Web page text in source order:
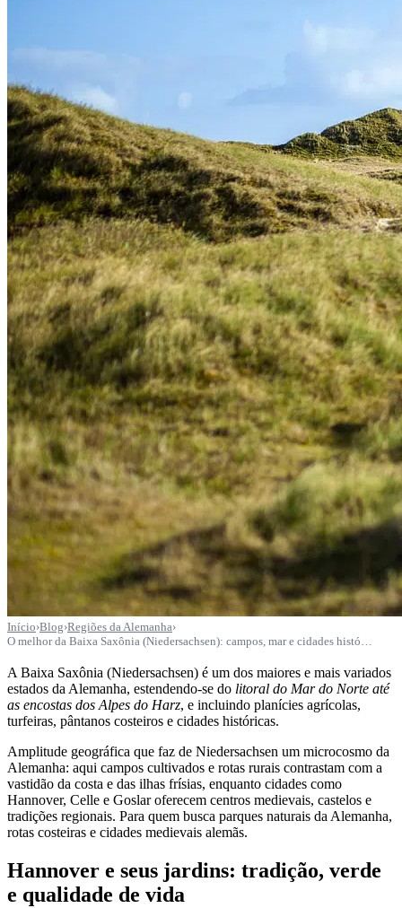
Início›Blog›Regiões da Alemanha›
O melhor da Baixa Saxônia (Niedersachsen): campos, mar e cidades histó…
A Baixa Saxônia (Niedersachsen) é um dos maiores e mais variados
estados da Alemanha, estendendo-se do litoral do Mar do Norte até
as encostas dos Alpes do Harz, e incluindo planícies agrícolas,
turfeiras, pântanos costeiros e cidades históricas.
Amplitude geográfica que faz de Niedersachsen um microcosmo da
Alemanha: aqui campos cultivados e rotas rurais contrastam com a
vastidão da costa e das ilhas frísias, enquanto cidades como
Hannover, Celle e Goslar oferecem centros medievais, castelos e
tradições regionais. Para quem busca parques naturais da Alemanha,
rotas costeiras e cidades medievais alemãs.
Hannover e seus jardins: tradição, verde
e qualidade de vida